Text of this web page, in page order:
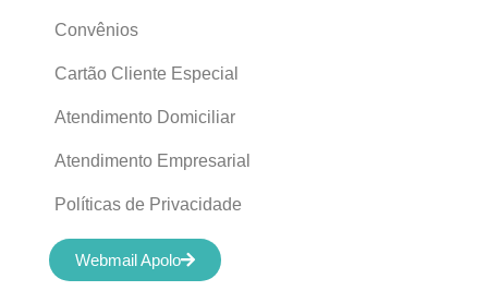
Convênios
Cartão Cliente Especial
Atendimento Domiciliar
Atendimento Empresarial
Políticas de Privacidade
Webmail Apolo